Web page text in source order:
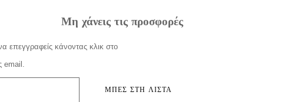
Μη χάνεις τις προσφορές
επεγγραφείς κάνοντας κλικ στο
ΜΠΕΣ ΣΤΗ ΛΙΣΤΑ